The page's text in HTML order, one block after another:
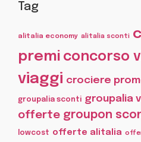
Tag
alitalia economy alitalia sconti
premi concorso
viaggi crociere
groupalia sconti groupalia
offerte groupon
lowcost offerte alitalia